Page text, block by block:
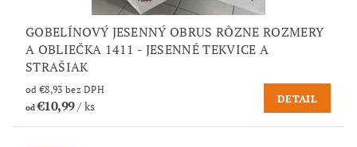
GOBELÍNOVÝ JESENNÝ OBRUS RÔZNE ROZMERY
A OBLIEČKA 1411 - JESENNÉ TEKVICE A
STRAŠIAK
od €8,93 bez DPH
od€10,99/ ks
DETAIL